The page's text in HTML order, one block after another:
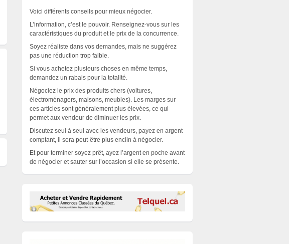
Voici différents conseils pour mieux négocier.
L’information, c’est le pouvoir. Renseignez-vous sur les
caractéristiques du produit et le prix de la concurrence.
Soyez réaliste dans vos demandes, mais ne suggérez
pas une réduction trop faible.
Si vous achetez plusieurs choses en même temps,
demandez un rabais pour la totalité.
Négociez le prix des produits chers (voitures,
électroménagers, maisons, meubles). Les marges sur
ces articles sont généralement plus élevées, ce qui
permet aux vendeur de diminuer les prix.
Discutez seul à seul avec les vendeurs, payez en argent
comptant, il sera peut-être plus enclin à négocier.
Et pour terminer soyez prêt, ayez l’argent en poche avant
de négocier et sauter sur l’occasion si elle se présente.